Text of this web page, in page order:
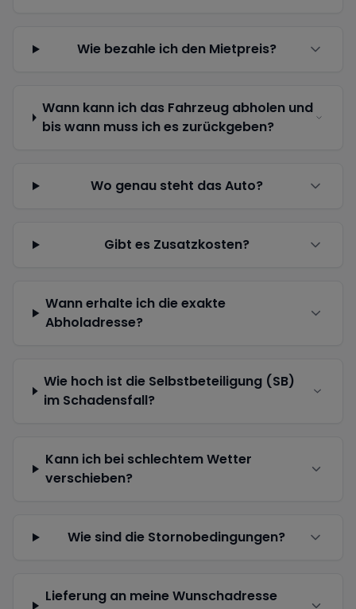
Wie bezahle ich den Mietpreis?
Wann kann ich das Fahrzeug abholen und
bis wann muss ich es zurückgeben?
Wo genau steht das Auto?
Gibt es Zusatzkosten?
Wann erhalte ich die exakte
Abholadresse?
Wie hoch ist die Selbstbeteiligung (SB)
im Schadensfall?
Kann ich bei schlechtem Wetter
verschieben?
Wie sind die Stornobedingungen?
Lieferung an meine Wunschadresse